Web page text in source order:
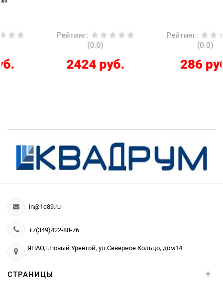
Рейтинг
2424 руб.
Рейтинг
286 руб.
in@1c89.ru
+7(349)422-88-76
ЯНАО,г.Новый Уренгой, ул.Северное Кольцо, дом14.
СТРАНИЦЫ +